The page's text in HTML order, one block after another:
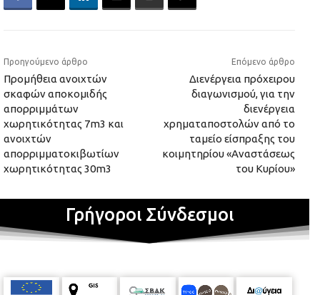
Προηγούμενο άρθρο
Προμήθεια ανοιχτών
σκαφών αποκομιδής
απορριμμάτων
χωρητικότητας 7m3 και
ανοιχτών
απορριμματοκιβωτίων
χωρητικότητας 30m3
Επόμενο άρθρο
Διενέργεια πρόχειρου
διαγωνισμού, για την
διενέργεια
χρηματαποστολών από το
ταμείο είσπραξης του
κοιμητηρίου «Αναστάσεως
του Κυρίου»
Γρήγοροι Σύνδεσμοι